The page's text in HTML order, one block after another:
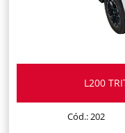
L200
Cód.: 202